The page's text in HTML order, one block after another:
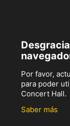
Por favor,
para poder
Concert Hall.
Saber más